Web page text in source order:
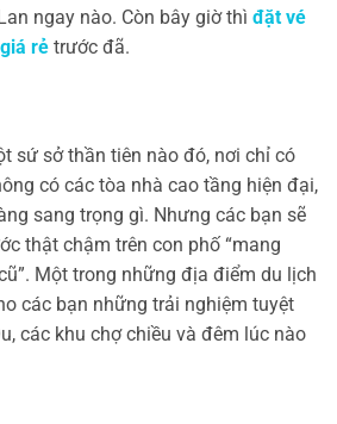
ngay nào. Còn bây giờ thì đặt vé
rẻ trước đã.
sứ sở thần tiên nào đó, nơi chỉ có
có các tòa nhà cao tầng hiện đại,
sang trọng gì. Nhưng các bạn sẽ
thật chậm trên con phố “mang
Một trong những địa điểm du lịch
các bạn những trải nghiệm tuyệt
các khu chợ chiều và đêm lúc nào